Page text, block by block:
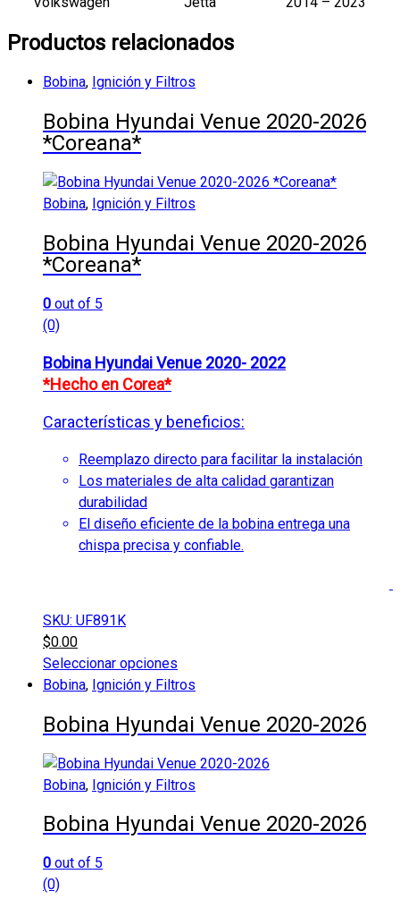
Productos relacionados
Bobina, Ignición y Filtros
Bobina Hyundai Venue 2020-2026
*Coreana*
Bobina, Ignición y Filtros
Bobina Hyundai Venue 2020-2026
*Coreana*
0 out of 5
(0)
Bobina Hyundai Venue 2020- 2022
*Hecho en Corea*
Características y beneficios:
Reemplazo directo para facilitar la instalación
Los materiales de alta calidad garantizan
durabilidad
El diseño eficiente de la bobina entrega una
chispa precisa y confiable.
SKU: UF891K
$0.00
Seleccionar opciones
Este
tiene
variantes.
Las
opciones
se
pueden
elegir
en
Bobina, Ignición y Filtros
Bobina Hyundai Venue 2020-2026
Bobina, Ignición y Filtros
Bobina Hyundai Venue 2020-2026
0 out of 5
(0)